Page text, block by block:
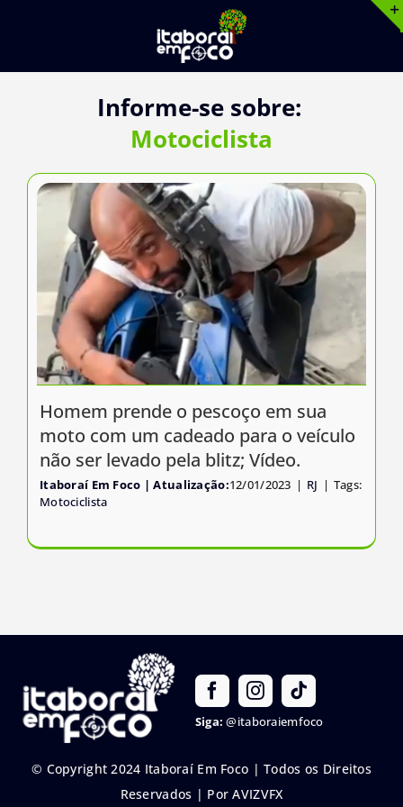
o
Informe-se sobre:
Motociclista
Homem prende o pescoço em sua
moto com um cadeado para o veículo
não ser levado pela blitz; Vídeo.
Itaboraí Em Foco 12/01/2023 | RJ | Tags:
Motociclista
Siga: @itaboraiemfoco
© Copyright 2024 Itaboraí Em Foco | Todos os Direitos
Reservados | Por AVIZVFX